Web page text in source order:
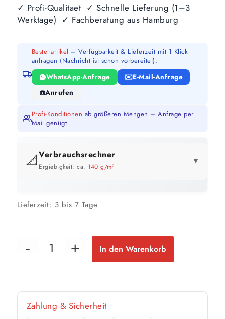
✓ Profi-Qualitaet ✓ Schnelle Lieferung (1–3
Werktage) ✓ Fachberatung aus Hamburg
Bestellartikel – Verfügbarkeit & Lieferzeit mit 1 Klick
anfragen (Nachricht ist schon vorbereitet):
WhatsApp-Anfrage
E-Mail-Anfrage
Anrufen
Profi-Konditionen ab größeren Mengen – Anfrage per
Mail genügt
📐Verbrauchsrechner
Ergiebigkeit: ca. 140 g/m²
▼
1 Anstrich
bis ca.54 m²
2 Anstriche
Lieferzeit: 3 bis 7 Tage
In den Warenkorb
Zahlung & Sicherheit